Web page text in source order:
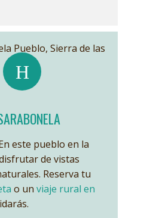
este pueblo en la
de vistas
Reserva tu
o un viaje rural en